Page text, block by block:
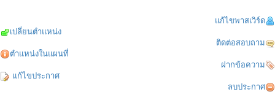
แก้ไขพาสเวิร์ด
เปลี่ยนตำแหน่ง
ติดต่อสอบถาม
ตำแหน่งในแผนที่
ฝากข้อความ
แก้ไขประกาศ
ลบประกาศ